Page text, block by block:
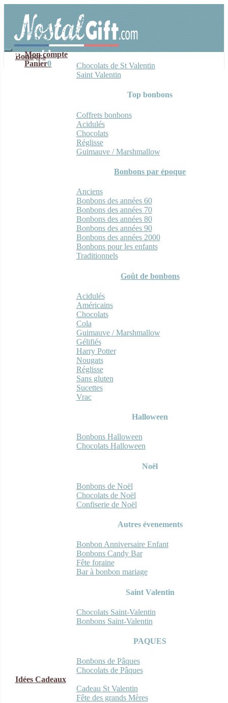
navigation
contenu
Mon compte
Panier0
Bonbons
Chocolats de St Valentin
Saint Valentin
Top bonbons
Coffrets bonbons
Acidulés
Chocolats
Réglisse
Guimauve / Marshmallow
Bonbons par époque
Anciens
Bonbons des années 60
Bonbons des années 70
Bonbons des années 80
Bonbons des années 90
Bonbons des années 2000
Bonbons pour les enfants
Traditionnels
Goût de bonbons
Acidulés
Américains
Chocolats
Cola
Guimauve / Marshmallow
Gélifiés
Harry Potter
Nougats
Réglisse
Sans gluten
Sucettes
Vrac
Halloween
Bonbons Halloween
Chocolats Halloween
Noël
Bonbons de Noël
Chocolats de Noël
Confiserie de Noël
Autres évenements
Bonbon Anniversaire Enfant
Bonbons Candy Bar
Fête foraine
Bar à bonbon mariage
Saint Valentin
Chocolats Saint-Valentin
Bonbons Saint-Valentin
PAQUES
Bonbons de Pâques
Chocolats de Pâques
Idées Cadeaux
Cadeau St Valentin
Fête des grands Mères